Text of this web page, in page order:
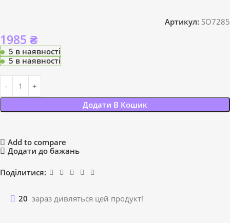
Артикул: SO7285
1985 ₴
5 в наявності
5 в наявності
Додати В Кошик
Add to compare
Додати до бажань
Поділитися:
20 зараз дивляться цей продукт!